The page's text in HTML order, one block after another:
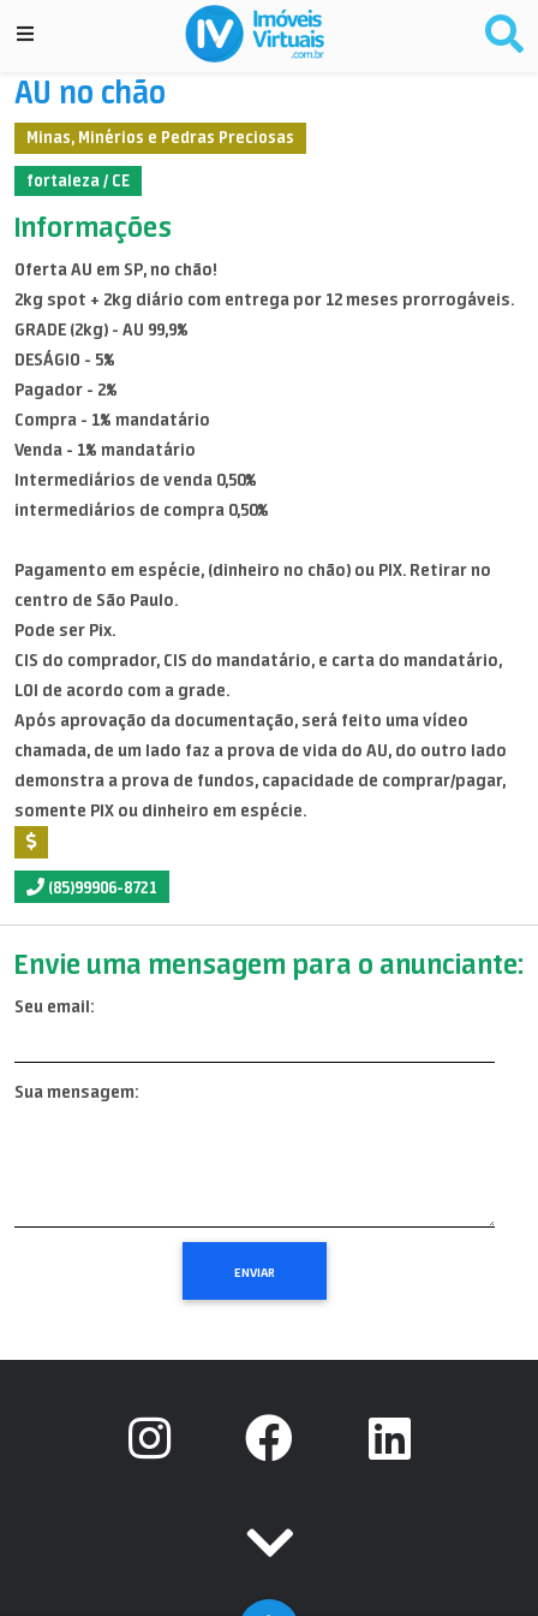
AU no chão
Minas, Minérios e Pedras Preciosas
fortaleza / CE
Informações
Oferta AU em SP, no chão!
2kg spot + 2kg diário com entrega por 12 meses prorrogáveis.
GRADE (2kg) - AU 99,9%
DESÁGIO - 5%
Pagador - 2%
Compra - 1% mandatário
Venda - 1% mandatário
Intermediários de venda 0,50%
intermediários de compra 0,50%
Pagamento em espécie, (dinheiro no chão) ou PIX. Retirar no
centro de São Paulo.
Pode ser Pix.
CIS do comprador, CIS do mandatário, e carta do mandatário,
LOI de acordo com a grade.
Após aprovação da documentação, será feito uma vídeo
chamada, de um lado faz a prova de vida do AU, do outro lado
demonstra a prova de fundos, capacidade de comprar/pagar,
somente PIX ou dinheiro em espécie.
(85)99906-8721
Envie uma mensagem para o anunciante:
Seu email:
Sua mensagem: